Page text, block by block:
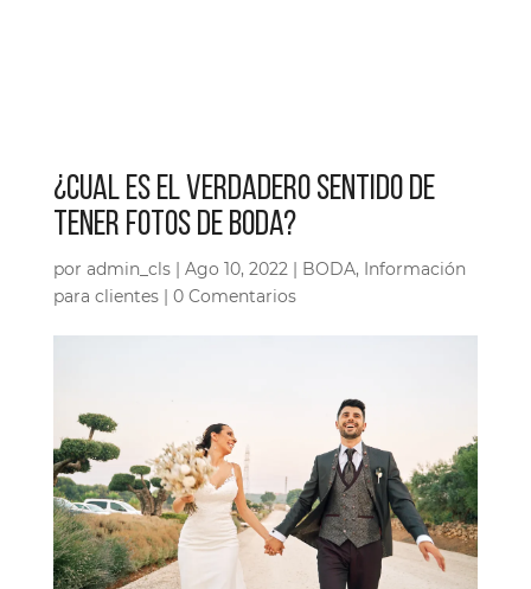
¿CUAL ES EL VERDADERO SENTIDO DE
TENER FOTOS DE BODA?
por admin_cls| Ago 10, 2022| BODA, Información
para clientes| 0 Comentarios